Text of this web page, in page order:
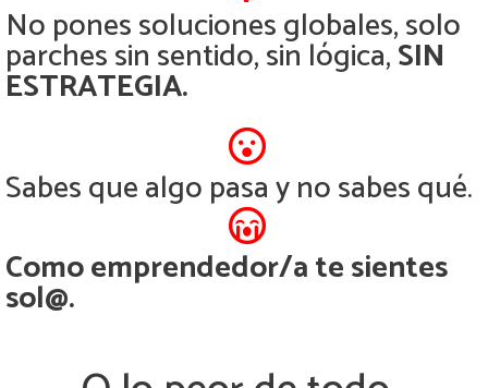
No pones soluciones globales, solo
parches sin sentido, sin lógica,SIN
ESTRATEGIA.
Sabes que algo pasa y no sabes qué.
Como emprendedor/a te sientes
sol@.